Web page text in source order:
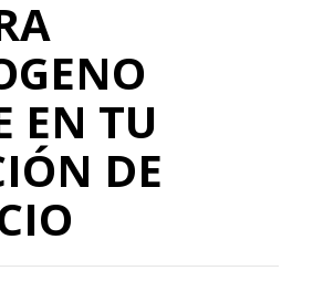
EN TU
DE